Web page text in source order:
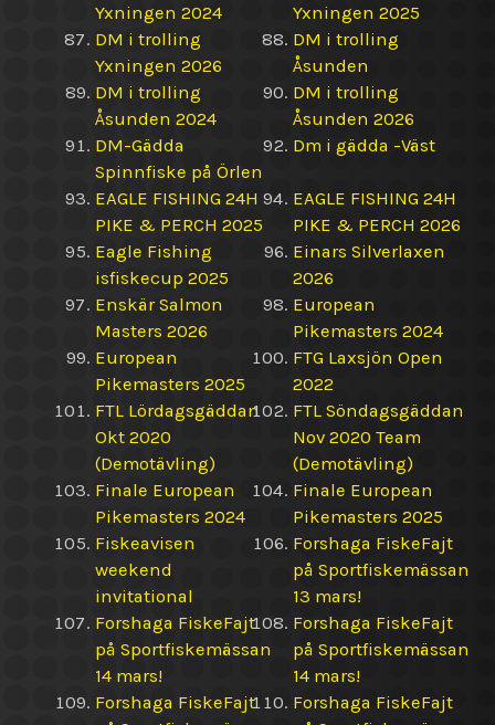
Yxningen 2024
Yxningen 2025
DM i trolling
Yxningen 2026
DM i trolling
Åsunden
DM i trolling
Åsunden 2024
DM i trolling
Åsunden 2026
DM-Gädda
Spinnfiske på Örlen
Dm i gädda -Väst
EAGLE FISHING 24H
PIKE & PERCH 2025
EAGLE FISHING 24H
PIKE & PERCH 2026
Eagle Fishing
isfiskecup 2025
Einars Silverlaxen
2026
Enskär Salmon
Masters 2026
European
Pikemasters 2024
European
Pikemasters 2025
FTG Laxsjön Open
2022
FTL Lördagsgäddan
Okt 2020
(Demotävling)
FTL Söndagsgäddan
Nov 2020 Team
(Demotävling)
Finale European
Pikemasters 2024
Finale European
Pikemasters 2025
Fiskeavisen
weekend
invitational
Forshaga FiskeFajt
på Sportfiskemässan
13 mars!
Forshaga FiskeFajt
på Sportfiskemässan
14 mars!
Forshaga FiskeFajt
på Sportfiskemässan
14 mars!
Forshaga FiskeFajt
Forshaga FiskeFajt